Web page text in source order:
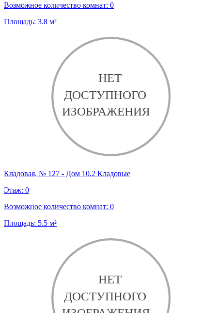
Возможное количество комнат: 0
Площадь: 3.8 м²
Кладовая, № 127 - Дом 10.2 Кладовые
Этаж: 0
Возможное количество комнат: 0
Площадь: 5.5 м²